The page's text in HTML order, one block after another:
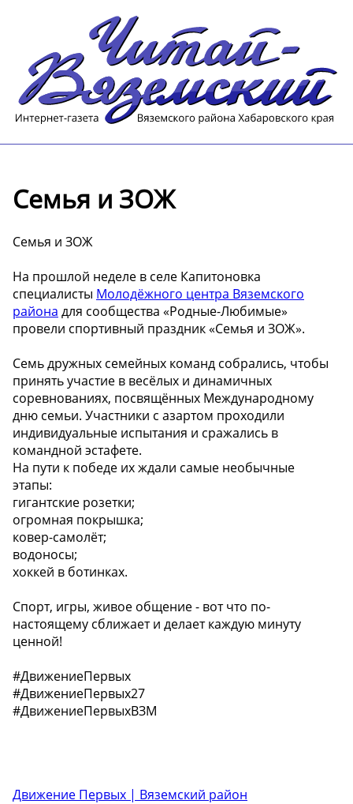
️Семья и ЗОЖ️
️Семья и ЗОЖ️
На прошлой неделе в селе Капитоновка
специалисты Молодёжного центра Вяземского
района для сообщества «Родные-Любимые»
провели спортивный праздник «Семья и ЗОЖ».
Семь дружных семейных команд собрались, чтобы
принять участие в весёлых и динамичных
соревнованиях, посвящённых Международному
дню семьи. Участники с азартом проходили
индивидуальные испытания и сражались в
командной эстафете.
️На пути к победе их ждали самые необычные
этапы:
гигантские розетки;
огромная покрышка;
ковер-самолёт;
водоносы;
хоккей в ботинках.
Спорт, игры, живое общение - вот что по-
настоящему сближает и делает каждую минуту
ценной!
#ДвижениеПервых
#ДвижениеПервых27
#ДвижениеПервыхВЗМ
Движение Первых | Вяземский район